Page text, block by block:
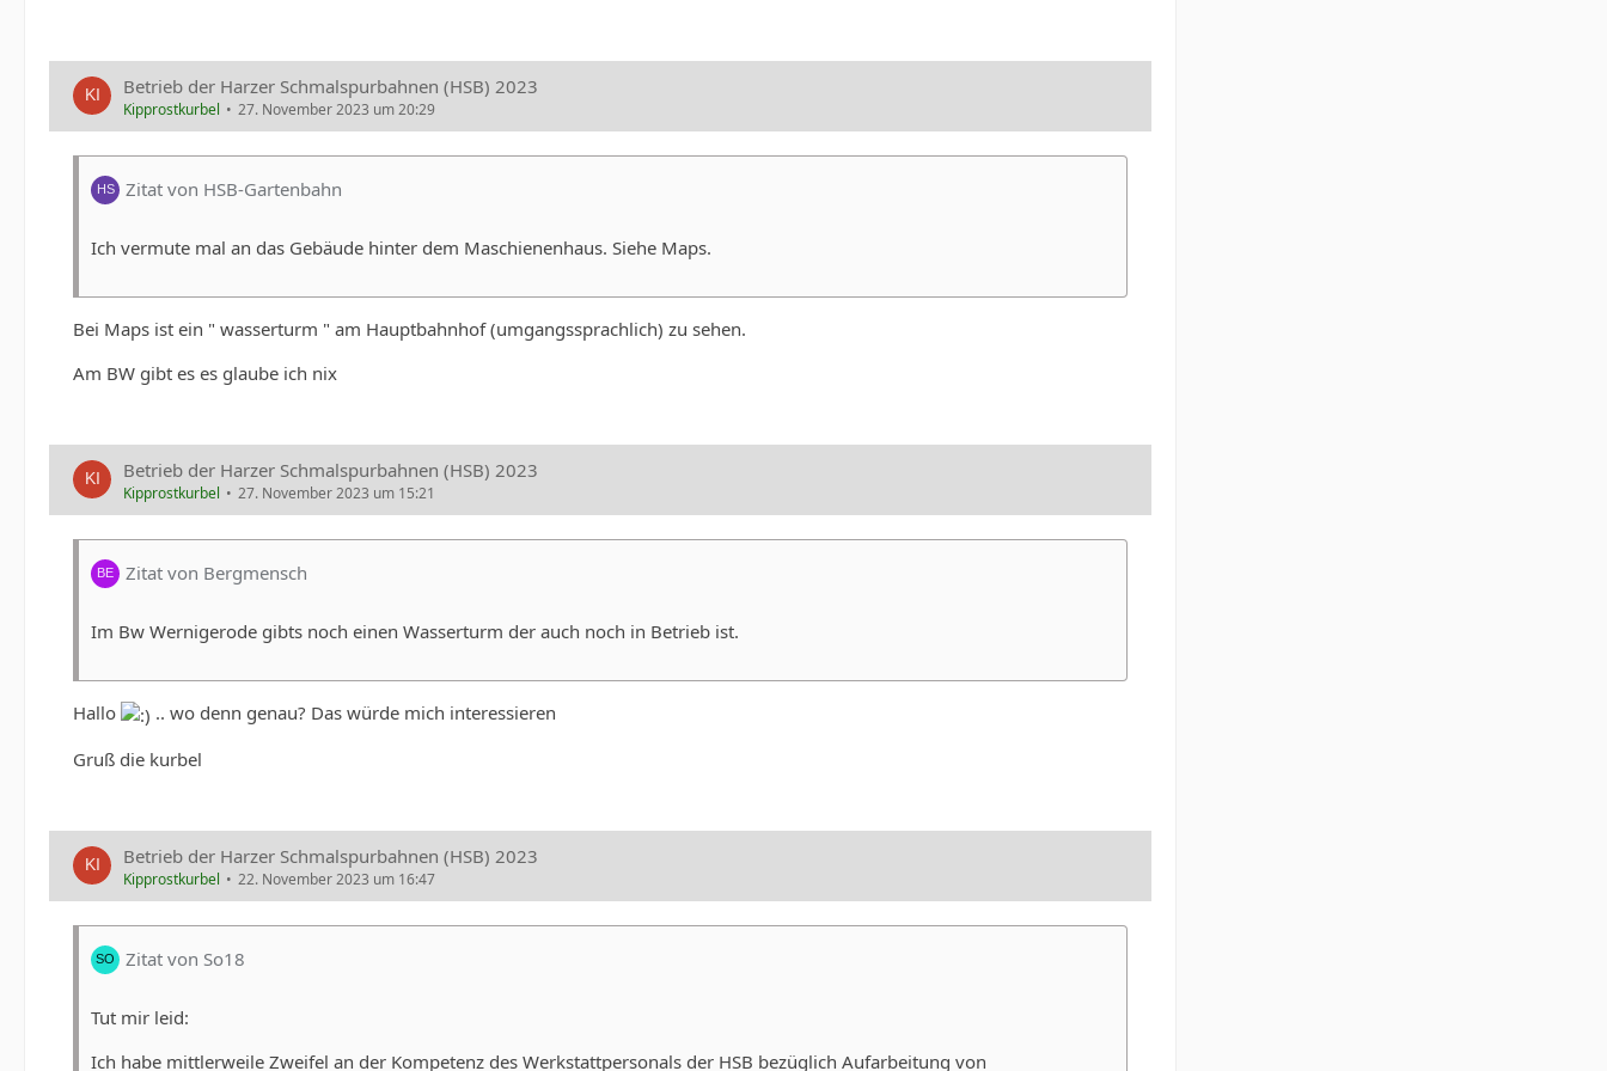
Betrieb der Harzer Schmalspurbahnen (HSB) 2023
Kipprostkurbel 27. November 2023 um 20:29
Zitat von HSB-Gartenbahn
Ich vermute mal an das Gebäude hinter dem Maschienenhaus. Siehe Maps.
Bei Maps ist ein " wasserturm " am Hauptbahnhof (umgangssprachlich) zu sehen.
Am BW gibt es es glaube ich nix
Betrieb der Harzer Schmalspurbahnen (HSB) 2023
Kipprostkurbel 27. November 2023 um 15:21
Zitat von Bergmensch
Im Bw Wernigerode gibts noch einen Wasserturm der auch noch in Betrieb ist.
Hallo
.. wo denn genau? Das würde mich interessieren
Gruß die kurbel
Betrieb der Harzer Schmalspurbahnen (HSB) 2023
Kipprostkurbel 22. November 2023 um 16:47
Zitat von So18
Tut mir leid:
Ich habe mittlerweile Zweifel an der Kompetenz des Werkstattpersonals der HSB bezüglich Aufarbeitung von